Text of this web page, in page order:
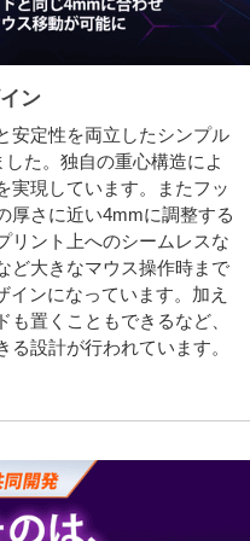
ン
安定性を両立したシンプル
た。独自の重心構造によ
実現しています。またフッ
厚さに近い4mmに調整する
リント上へのシームレスな
ど大きなマウス操作時まで
ンになっています。加え
置くこともできるなど、
設計が行われています。